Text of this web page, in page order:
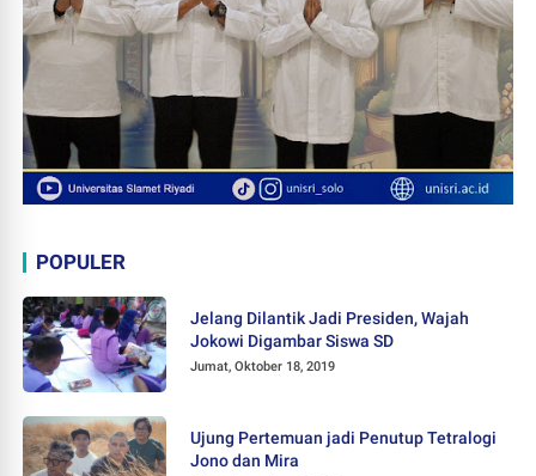
POPULER
Jelang Dilantik Jadi Presiden, Wajah
Jokowi Digambar Siswa SD
Jumat, Oktober 18, 2019
Ujung Pertemuan jadi Penutup Tetralogi
Jono dan Mira